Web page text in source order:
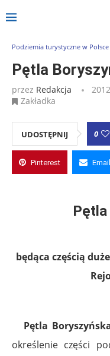
Strona główna
Podziemia turystyczne w Polsce
Pętla
przez Redakcja
Zakładka
UDOSTĘPNIJ 0
Pinterest Email
będąca częścią
Pętla
określenie części